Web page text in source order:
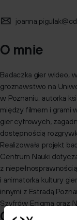
O mnie
Badaczka gier wideo,
groznawstwo na
w Poznaniu, autorka
między filmem i grami
gier cyfrowych,
dostępnością
Realizowała projekt
Centrum Nauki
z
i animatorka kultury
innymi z Estradą
Szyfrów Enigma oraz
Ciekawi mnie